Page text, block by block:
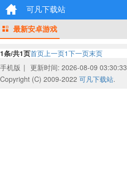
可凡下载站
最新安卓游戏
1条/共1页首页上一页1下一页末页
手机版 | 更新时间: 2026-08-09 03:30:33
Copyright (C) 2009-2022 可凡下载站.